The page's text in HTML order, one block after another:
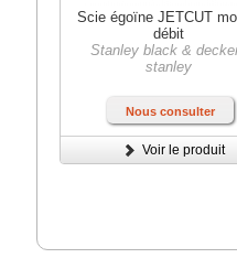
Scie égoïne JETCUT
débit
Stanley black &
stanley
Nous consulter
Voir le produit